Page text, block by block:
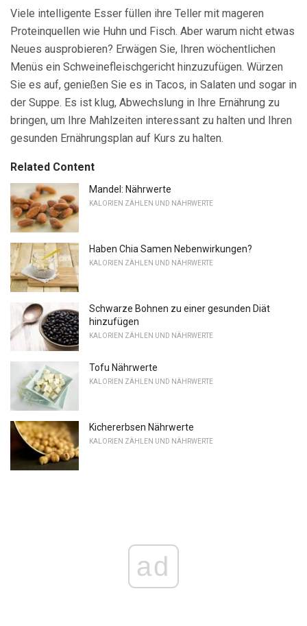
Viele intelligente Esser füllen ihre Teller mit mageren
Proteinquellen wie Huhn und Fisch. Aber warum nicht etwas
Neues ausprobieren? Erwägen Sie, Ihren wöchentlichen
Menüs ein Schweinefleischgericht hinzuzufügen. Würzen
Sie es auf, genießen Sie es in Tacos, in Salaten und sogar in
der Suppe. Es ist klug, Abwechslung in Ihre Ernährung zu
bringen, um Ihre Mahlzeiten interessant zu halten und Ihren
gesunden Ernährungsplan auf Kurs zu halten.
Related Content
Mandel: Nährwerte
KALORIEN ZÄHLEN UND NÄHRWERTE
Haben Chia Samen Nebenwirkungen?
KALORIEN ZÄHLEN UND NÄHRWERTE
Schwarze Bohnen zu einer gesunden Diät
hinzufügen
KALORIEN ZÄHLEN UND NÄHRWERTE
Tofu Nährwerte
KALORIEN ZÄHLEN UND NÄHRWERTE
Kichererbsen Nährwerte
KALORIEN ZÄHLEN UND NÄHRWERTE
ad